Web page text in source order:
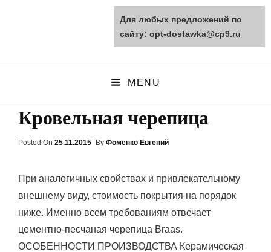
opt-dostawka.ru
MENU
Кровельная черепица
Posted On Posted
25.11.2015 By Фоменко Евгений
При аналогичных свойствах и привлекательному
внешнему виду, стоимость покрытия на порядок
ниже. Именно всем требованиям отвечает
цементно-песчаная черепица Braas.
ОСОБЕННОСТИ ПРОИЗВОДСТВА Керамическая
Для любых предложений по
сайту: opt-dostawka@cp9.ru